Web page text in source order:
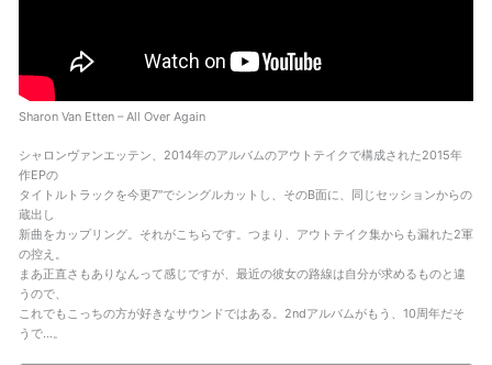
Sharon Van Etten – All Over Again
シャロンヴァンエッテン、2014年のアルバムのアウトテイクで構成された2015年
作EPの
タイトルトラックを今更7″でシングルカットし、そのB面に、同じセッションからの
蔵出し
新曲をカップリング。それがこちらです。つまり、アウトテイク集からも漏れた2軍
の控え。
まあ正直さもありなんって感じですが、最近の彼女の路線は自分が求めるものと違
うので、
これでもこっちの方が好きなサウンドではある。2ndアルバムがもう、10周年だそ
うで…。